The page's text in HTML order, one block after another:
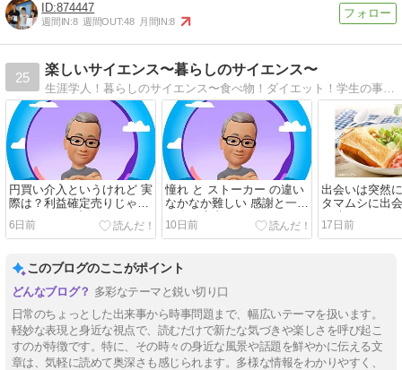
874447
週間IN:8 週間OUT:48 月間IN:8
25
楽しいサイエンス〜暮らしのサイエンス〜
円買い介入というけれど 実
際は？利益確定売りじゃな
いの？という話
6日前
憧れ と ストーカー の違い
なかなか難しい 感謝と一期
一会が大事？
10日前
出会いは突然
タマムシに出
17日前
このブログのここがポイント
多彩なテーマと鋭い切り口
日常のちょっとした出来事から時事問題まで、幅広いテーマを扱います。
軽妙な表現と身近な視点で、読むだけで新たな気づきや楽しさを呼び起こ
すのが特徴です。特に、その時々の身近な風景や話題を鮮やかに伝える文
章は、気軽に読めて奥深さも感じられます。多様な情報をわかりやすく、